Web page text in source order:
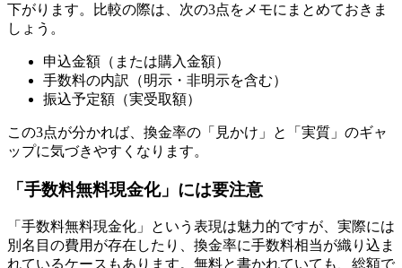
下がります。比較の際は、次の3点をメモにまとめておきま
しょう。
申込金額（または購入金額）
手数料の内訳（明示・非明示を含む）
振込予定額（実受取額）
この3点が分かれば、換金率の「見かけ」と「実質」のギャ
ップに気づきやすくなります。
「手数料無料現金化」には要注意
「手数料無料現金化」という表現は魅力的ですが、実際には
別名目の費用が存在したり、換金率に手数料相当が織り込ま
れているケースもあります。無料と書かれていても、総額で